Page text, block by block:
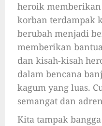
heroik
korban terdampak
berubah menjadi
memberikan
dan kisah-kisah
dalam bencana
kagum yang luas.
semangat dan
Kita tampak